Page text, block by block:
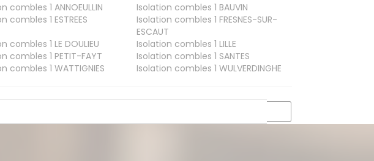
combles 1 ANNOEULLIN Isolation combles 1 BAUVIN
combles 1 ESTREES Isolation combles 1 FRESNES-SUR-
ESCAUT
combles 1 LE DOULIEU Isolation combles 1 LILLE
combles 1 PETIT-FAYT Isolation combles 1 SANTES
combles 1 WATTIGNIES Isolation combles 1 WULVERDINGHE